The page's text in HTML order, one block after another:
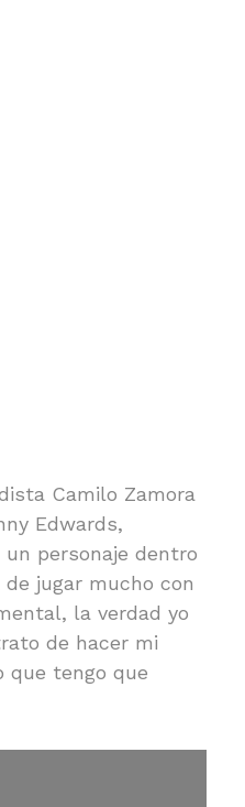
Camilo Zamora
Edwards,
un personaje dentro
jugar mucho con
la verdad yo
de hacer mi
que tengo que